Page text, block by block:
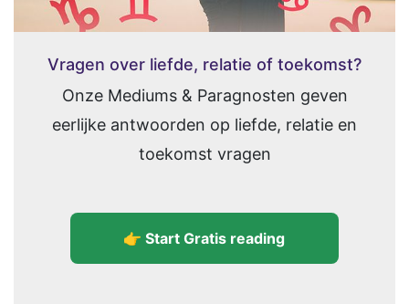
Vragen over liefde, relatie of toekomst?
Onze Mediums & Paragnosten geven
eerlijke antwoorden op liefde, relatie en
toekomst vragen
👉 Start Gratis reading